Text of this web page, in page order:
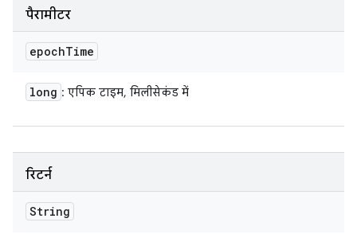
पैरामीटर
epochTime
long : एपिक टाइम, मिलीसेकंड में
रिटर्न
String